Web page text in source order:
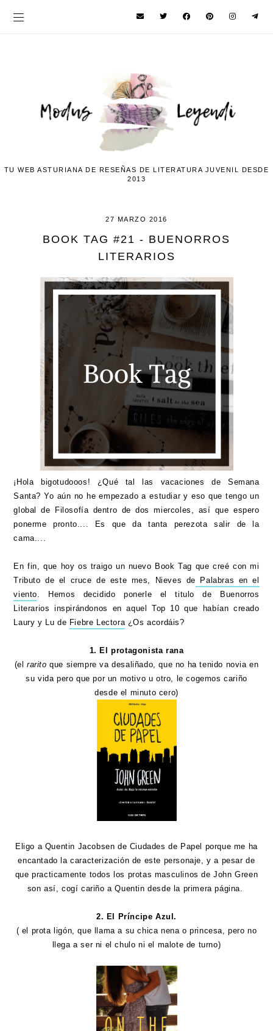
TU WEB ASTURIANA DE RESEÑAS DE LITERATURA JUVENIL DESDE
2013
27 MARZO 2016
BOOK TAG #21 - BUENORROS
LITERARIOS
¡Hola bigotudooos! ¿Qué tal las vacaciones de Semana
Santa? Yo aún no he empezado a estudiar y eso que tengo un
global de Filosofía dentro de dos miercoles, así que espero
ponerme pronto.... Es que da tanta perezota salir de la
cama....
En fin, que hoy os traigo un nuevo Book Tag que creé con mi
Tributo de el cruce de este mes, Nieves de Palabras en el
viento. Hemos decidido ponerle el titulo de Buenorros
Literarios inspirándonos en aquel Top 10 que habían creado
Laury y Lu de Fiebre Lectora¿Os acordáis?
1. El protagonista rana
(el rarito que siempre va desaliñado, que no ha tenido novia en
su vida pero que por un motivo u otro, le cogemos cariño
desde el minuto cero)
Eligo a Quentin Jacobsen de Ciudades de Papel porque me ha
encantado la caracterización de este personaje, y a pesar de
que practicamente todos los protas masculinos de John Green
son así, cogí cariño a Quentin desde la primera página.
2. El Príncipe Azul.
( el prota ligón, que llama a su chica nena o princesa, pero no
llega a ser ni el chulo ni el malote de turno)